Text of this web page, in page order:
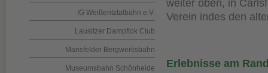
IG Weißeritztalbahn e.V.
Lausitzer Dampflok Club
Mansfelder Bergwerksbahn
Museumsbahn Schönheide
weiter oben, in
Verein indes den
Erlebnisse am